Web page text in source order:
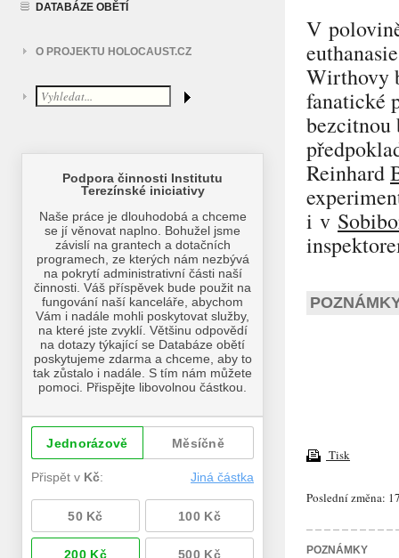
DATABÁZE OBĚTÍ
O PROJEKTU HOLOCAUST.CZ
V
Wirthovy
fanatické
Reinhard
i v
Tisk
Poslední změna:
POZNÁMKY